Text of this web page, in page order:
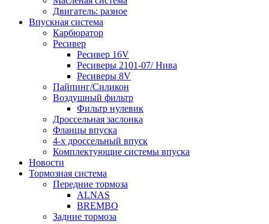
Двигатель: разное
Впускная система
Карбюратор
Ресивер
Ресивер 16V
Ресиверы 2101-07/ Нива
Ресиверы 8V
Пайпинг/Силикон
Воздушный фильтр
Фильтр нулевик
Дроссельная заслонка
Фланцы впуска
4-х дроссельный впуск
Комплектующие системы впуска
Новости
Тормозная система
Передние тормоза
ALNAS
BREMBO
Задние тормоза